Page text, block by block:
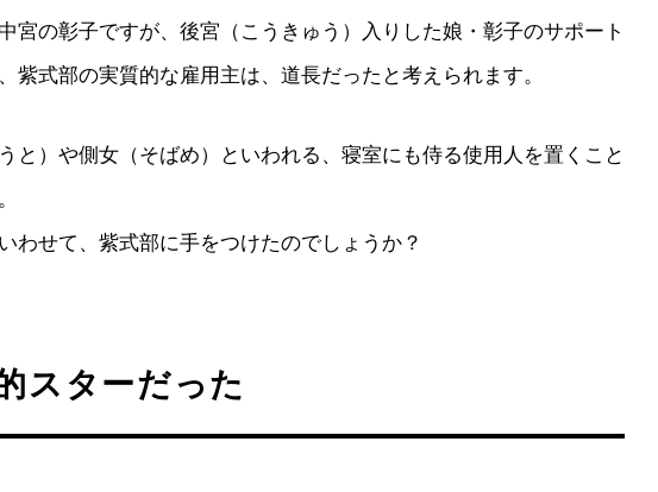
宮の彰子ですが、後宮（こうきゅう）入りした娘・彰子のサポート
紫式部の実質的な雇用主は、道長だったと考えられます。
と）や側女（そばめ）といわれる、寝室にも侍る使用人を置くこと
わせて、紫式部に手をつけたのでしょうか？
スターだった